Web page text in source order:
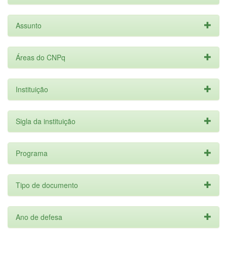
Assunto
Áreas do CNPq
Instituição
Sigla da instituição
Programa
Tipo de documento
Ano de defesa